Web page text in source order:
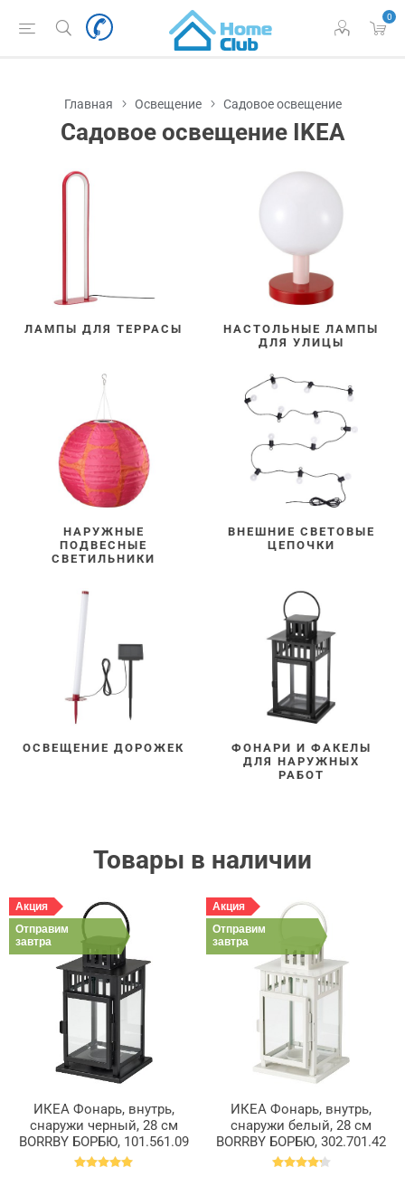
0
Главная Освещение Садовое освещение
Садовое освещение IKEA
ЛАМПЫ ДЛЯ ТЕРРАСЫ
НАСТОЛЬНЫЕ ЛАМПЫ
ДЛЯ УЛИЦЫ
НАРУЖНЫЕ
ПОДВЕСНЫЕ
СВЕТИЛЬНИКИ
ВНЕШНИЕ СВЕТОВЫЕ
ЦЕПОЧКИ
ОСВЕЩЕНИЕ ДОРОЖЕК
ФОНАРИ И ФАКЕЛЫ
ДЛЯ НАРУЖНЫХ
РАБОТ
Товары в наличии
Акция
Отправим
завтра
ИКЕА Фонарь, внутрь,
снаружи черный, 28 см
BORRBY БОРБЮ, 101.561.09
Акция
Отправим
завтра
ИКЕА Фонарь, внутрь,
снаружи белый, 28 см
BORRBY БОРБЮ, 302.701.42